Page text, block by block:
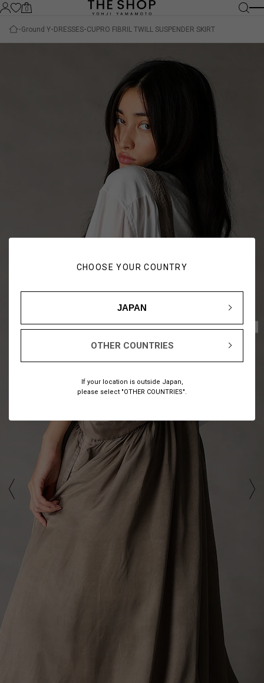
CHOOSE YOUR COUNTRY
JAPAN
OTHER COUNTRIES
If your location is outside Japan,
please select "OTHER COUNTRIES".
0
Ground Y DRESSES CUPRO FIBRIL TWILL SUSPENDER SKIRT
1/